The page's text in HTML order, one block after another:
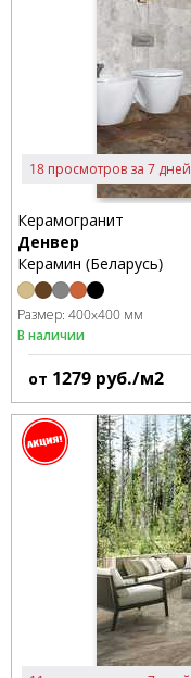
18 просмотров за 7 дней
Керамогранит
Денвер
Керамин (Беларусь)
Размер: 400x400 мм
В наличии
от 1279 руб./м2